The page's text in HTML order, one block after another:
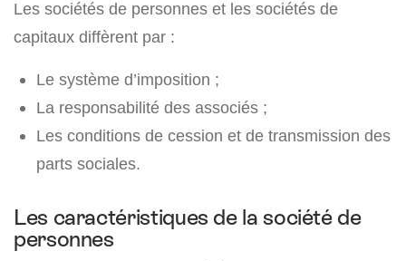
Les sociétés de personnes et les sociétés de
capitaux diffèrent par :
Le système d’imposition ;
La responsabilité des associés ;
Les conditions de cession et de transmission des
parts sociales.
Les caractéristiques de la société de
personnes